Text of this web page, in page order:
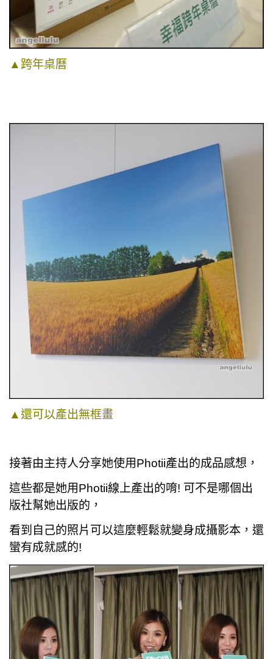
▲跨年桌曆
▲還可以產出無框畫
接著由主持人分享她使用Photii產出的成品感想，
這些都是她用Photii線上產出的唷! 可不是哪個出
版社幫她出版的，
看到自己的照片可以這麼輕鬆就變身成攝影本，還
蠻有成就感的!